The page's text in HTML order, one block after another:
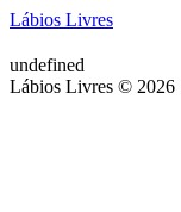
Lábios Livres
undefined
Lábios Livres © 2026